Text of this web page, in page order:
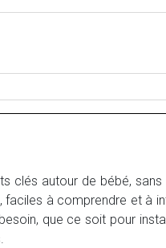
clés autour de bébé,
à comprendre et à
que ce soit pour